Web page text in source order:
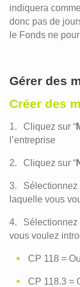
indiquera
donc pas de
le Fonds ne
Gérer des
Créer des
Cliquez sur “
l’entreprise
Cliquez sur “
Sélectionnez
laquelle vous
vous voulez
CP 118 =
CP 118.3 =